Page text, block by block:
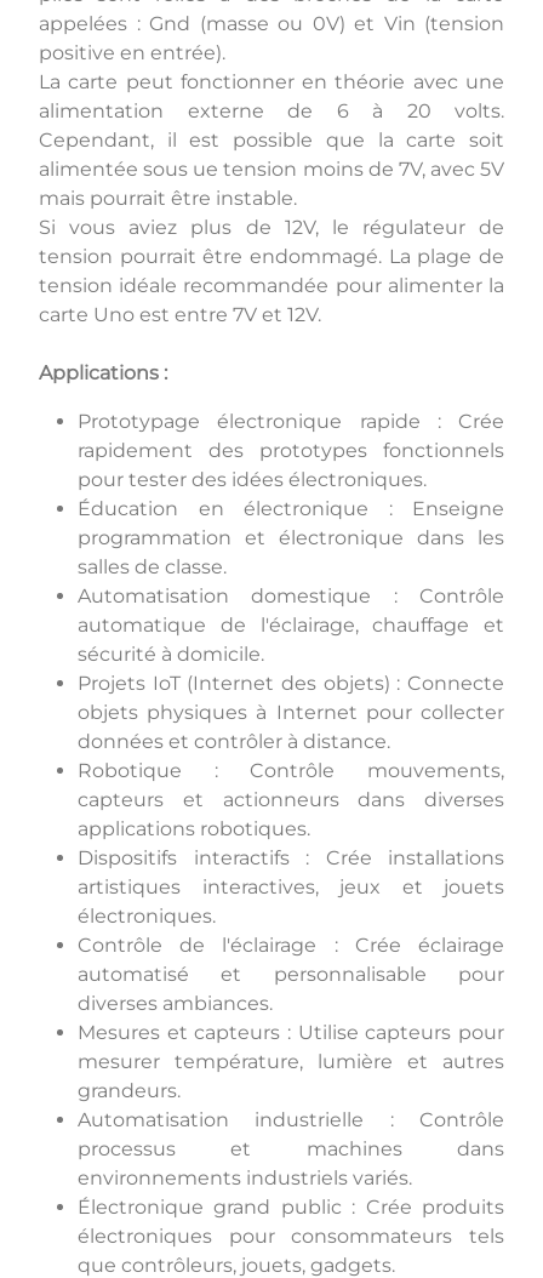
appelées : Gnd (masse ou 0V) et Vin (tension
positive en entrée).
La carte peut fonctionner en théorie avec une
alimentation externe de 6 à 20 volts.
Cependant, il est possible que la carte soit
alimentée sous ue tension moins de 7V, avec 5V
mais pourrait être instable.
Si vous aviez plus de 12V, le régulateur de
tension pourrait être endommagé. La plage de
tension idéale recommandée pour alimenter la
carte Uno est entre 7V et 12V.
Applications :
Prototypage électronique rapide : Crée
rapidement des prototypes fonctionnels
pour tester des idées électroniques.
Éducation en électronique : Enseigne
programmation et électronique dans les
salles de classe.
Automatisation domestique : Contrôle
automatique de l'éclairage, chauffage et
sécurité à domicile.
Projets IoT (Internet des objets) : Connecte
objets physiques à Internet pour collecter
données et contrôler à distance.
Robotique : Contrôle mouvements,
capteurs et actionneurs dans diverses
applications robotiques.
Dispositifs interactifs : Crée installations
artistiques interactives, jeux et jouets
électroniques.
Contrôle de l'éclairage : Crée éclairage
automatisé et personnalisable pour
diverses ambiances.
Mesures et capteurs : Utilise capteurs pour
mesurer température, lumière et autres
grandeurs.
Automatisation industrielle : Contrôle
processus et machines dans
environnements industriels variés.
Électronique grand public : Crée produits
électroniques pour consommateurs tels
que contrôleurs, jouets, gadgets.